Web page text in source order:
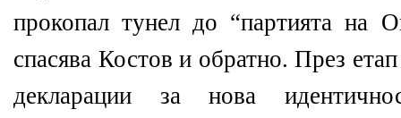
прокопал тунел до “партията на
спасява Костов и обратно. През
декларации за нова